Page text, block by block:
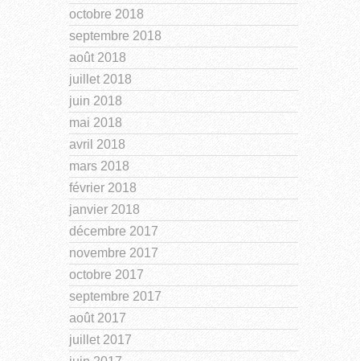
octobre 2018
septembre 2018
août 2018
juillet 2018
juin 2018
mai 2018
avril 2018
mars 2018
février 2018
janvier 2018
décembre 2017
novembre 2017
octobre 2017
septembre 2017
août 2017
juillet 2017